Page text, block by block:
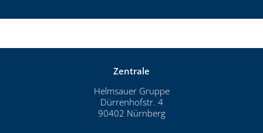
Zentrale
Helmsauer Gruppe
Dürrenhofstr. 4
90402 Nürnberg